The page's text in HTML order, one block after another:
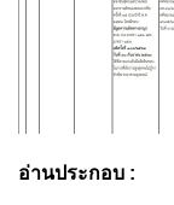
อ่านประกอบ :